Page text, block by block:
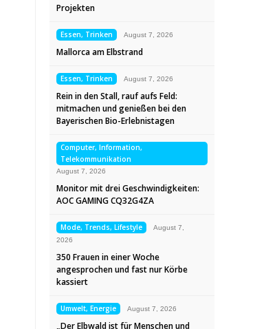
Projekten
Essen, Trinken August 7, 2026
Mallorca am Elbstrand
Essen, Trinken August 7, 2026
Rein in den Stall, rauf aufs Feld:
mitmachen und genießen bei den
Bayerischen Bio-Erlebnistagen
Computer, Information,
Telekommunikation
August 7, 2026
Monitor mit drei Geschwindigkeiten:
AOC GAMING CQ32G4ZA
Mode, Trends, Lifestyle
August 7,
2026
350 Frauen in einer Woche
angesprochen und fast nur Körbe
kassiert
Umwelt, Energie August 7, 2026
„Der Elbwald ist für Menschen und